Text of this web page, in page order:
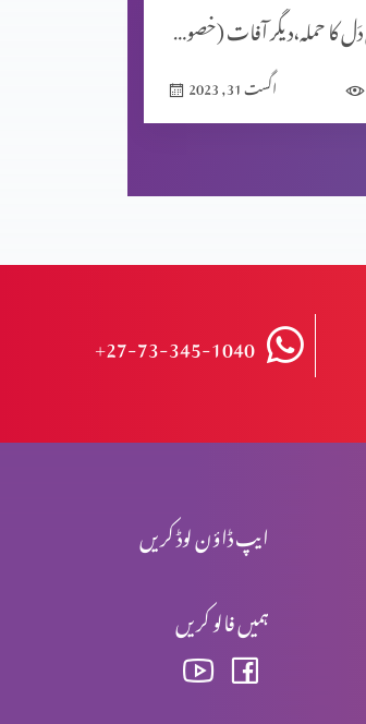
کرونا وائرس،ٹیڈی دَل کا حملہ،دیگر آفات (خصوصی پروگرام)
اگست 31, 2023
+27-73-345-1040
ایپ ڈاؤن لوڈ کریں
ہمیں فالو کریں